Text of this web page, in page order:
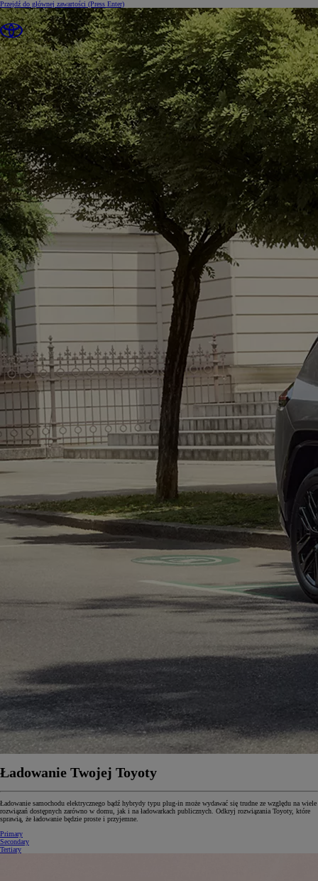
Przejdź do głównej zawartości (Press Enter)
Ładowanie Twojej Toyoty
Ładowanie samochodu elektrycznego bądź hybrydy typu plug-in może wydawać się trudne ze względu na wiele
rozwiązań dostępnych zarówno w domu, jak i na ładowarkach publicznych. Odkryj rozwiązania Toyoty, które
sprawią, że ładowanie będzie proste i przyjemne.
Primary
Secondary
Tertiary